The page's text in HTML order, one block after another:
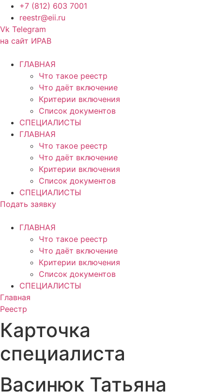
Перейти
содержимому
+7 (812) 603 7001
reestr@eii.ru
Vk Telegram
на сайт ИРАВ
ГЛАВНАЯ
Что такое реестр
Что даёт включение
Критерии включения
Список документов
СПЕЦИАЛИСТЫ
ГЛАВНАЯ
Что такое реестр
Что даёт включение
Критерии включения
Список документов
СПЕЦИАЛИСТЫ
Подать заявку
ГЛАВНАЯ
Что такое реестр
Что даёт включение
Критерии включения
Список документов
СПЕЦИАЛИСТЫ
Главная
Реестр
Карточка
специалиста
Васинюк Татьяна